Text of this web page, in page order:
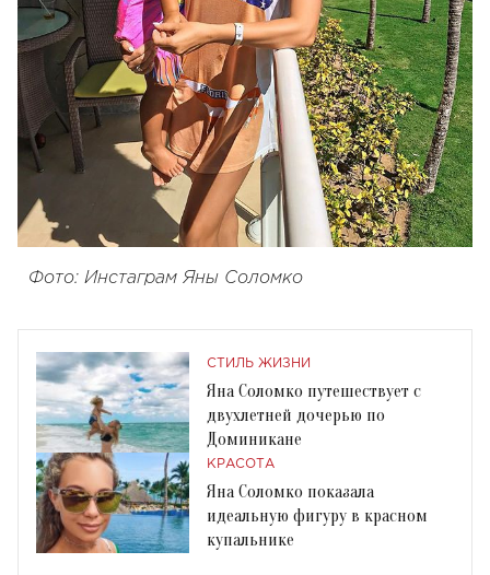
Фото: Инстаграм Яны Соломко
СТИЛЬ ЖИЗНИ
Яна Соломко путешествует с
двухлетней дочерью по
Доминикане
КРАСОТА
Яна Соломко показала
идеальную фигуру в красном
купальнике